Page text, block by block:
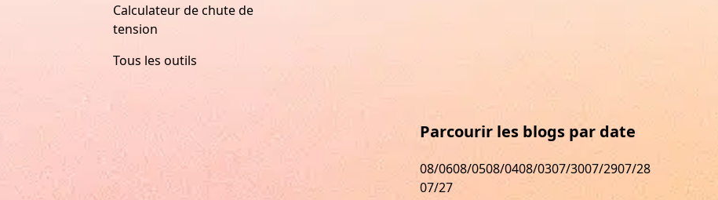
Calculateur de chute de
tension
Tous les outils
Parcourir les blogs par date
08/0608/0508/0408/0307/3007/2907/28
07/27